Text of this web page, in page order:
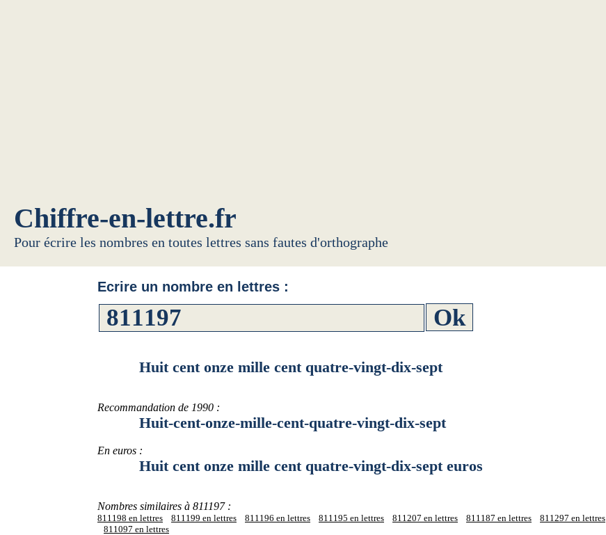
Chiffre-en-lettre.fr
Pour écrire les nombres en toutes lettres sans fautes d'orthographe
Ecrire un nombre en lettres :
Huit cent onze mille cent quatre-vingt-dix-sept
Recommandation de 1990 :
Huit-cent-onze-mille-cent-quatre-vingt-dix-sept
En euros :
Huit cent onze mille cent quatre-vingt-dix-sept euros
Nombres similaires à 811197 :
811198 en lettres 811199 en lettres 811196 en lettres 811195 en lettres 811207 en lettres 811187 en lettres
811297 en lettres
811097 en lettres